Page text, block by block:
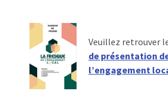
Veuillez retrouver
de présentation
l’engagement